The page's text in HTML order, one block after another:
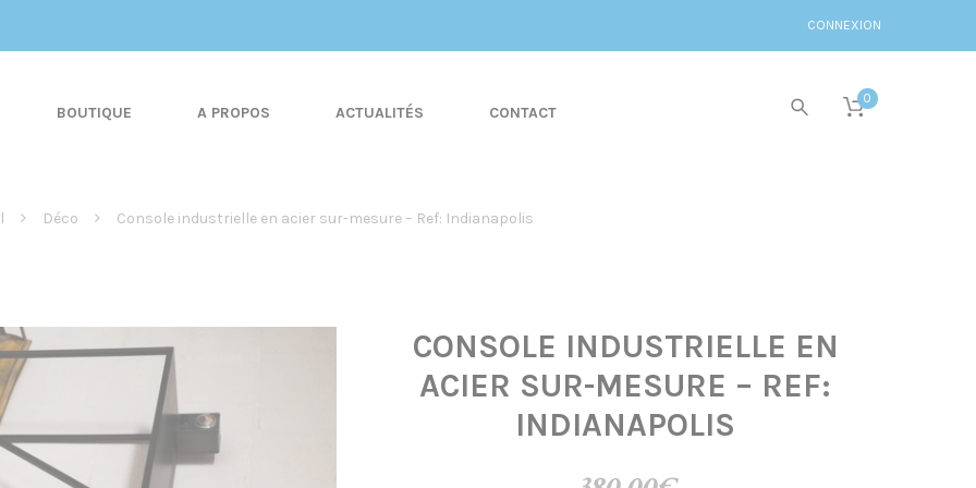
CONNEXION
BOUTIQUE A PROPOS ACTUALITÉS CONTACT
0
Déco Console industrielle en acier sur-mesure – Ref: Indianapolis
CONSOLE INDUSTRIELLE EN
ACIER SUR-MESURE – REF:
INDIANAPOLIS